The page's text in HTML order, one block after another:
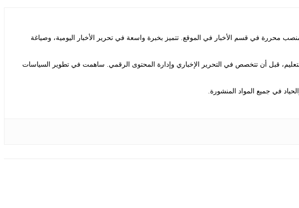
محررة في قسم الأخبار في الموقع. تتميز بخبرة واسعة في تحرير الأخبار اليومية، وصياغة
قبل أن تتخصص في التحرير الإخباري وإدارة المحتوى الرقمي. ساهمت في تطوير السياسات
في جميع المواد المنشورة.